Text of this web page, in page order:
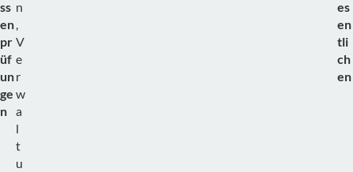
ss
en
pr
üf
un
ge
n
n
,
V
e
r
w
a
l
t
u
es
en
tli
ch
en